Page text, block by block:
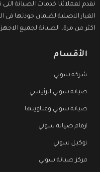
نقدم لعملائنا خدمات الصيانة
الغيار الاصلية لضمان جودتها
اكثر من مرة، الصيانة لجميع
الأقسام
شركة سوني
صيانة سوني الرئيسي
صيانة سوني وعناوينها
ارقام صيانة سوني
توكيل سوني
مركز صيانة سوني